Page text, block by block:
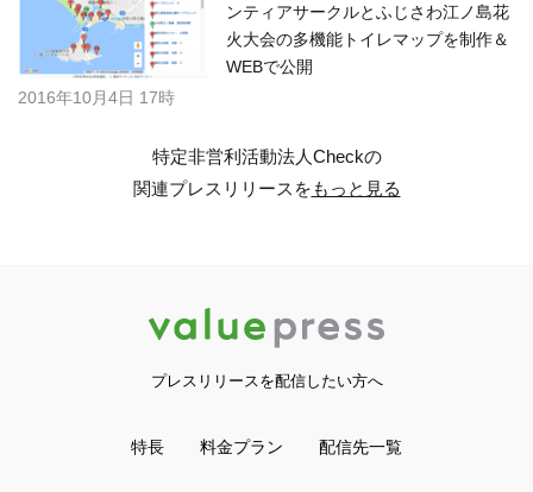
ンティアサークルとふじさわ江ノ島花
火大会の多機能トイレマップを制作＆
WEBで公開
2016年10月4日 17時
特定非営利活動法人Checkの
関連プレスリリースをもっと見る
プレスリリースを配信したい方へ
特長 料金プラン 配信先一覧